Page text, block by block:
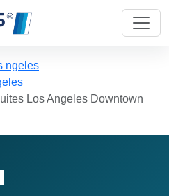
ngeles
Los Angeles Downtown